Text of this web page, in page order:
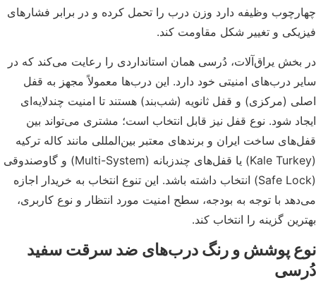
وظیفه دارد وزن درب را تحمل کرده و در برابر فشارهای
و تغییر شکل مقاومت کند.
یراق‌آلات، دُرسی همان استانداردی را رعایت می‌کند که در
درب‌های امنیتی خود دارد. این درب‌ها معمولاً مجهز به قفل
(مرکزی) و قفل ثانویه (شب‌بند) هستند تا امنیت چندلایه‌ای
شود. نوع قفل نیز قابل انتخاب است؛ مشتری می‌تواند بین
ساخت ایران و برندهای معتبر بین‌المللی مانند کاله ترکیه
(Kale Turkey) یا قفل‌های چندزبانه (Multi-System) و گاوصندوقی
(Safe Lock) انتخاب داشته باشد. این تنوع انتخاب به خریدار اجازه
با توجه به بودجه، سطح امنیت مورد انتظار و نوع کاربری،
گزینه را انتخاب کند.
پوشش و رنگ درب‌های ضد سرقت سفید